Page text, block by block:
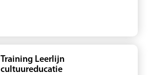
Training Leerlijn
cultuureducatie